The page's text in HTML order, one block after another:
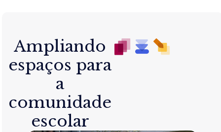
Ampliando
espaços para
a
comunidade
escolar